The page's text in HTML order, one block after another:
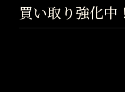
買い取り強化中！